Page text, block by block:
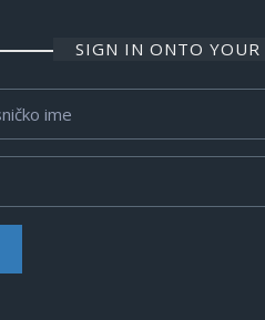
SIGN IN ONTO YOUR